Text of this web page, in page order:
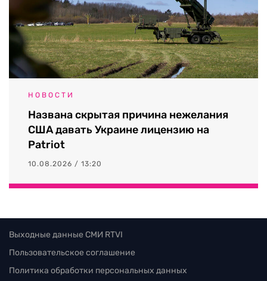
НОВОСТИ
Названа скрытая причина нежелания
США давать Украине лицензию на
Patriot
10.08.2026 / 13:20
Выходные данные СМИ RTVI
Пользовательское соглашение
Политика обработки персональных данных